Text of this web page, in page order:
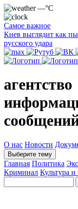
—°C
Самое важное
Киев выглядит как
русского удара
агентство
О нас Новости
Выберите тему
Главная Политика
Криминал Культура и